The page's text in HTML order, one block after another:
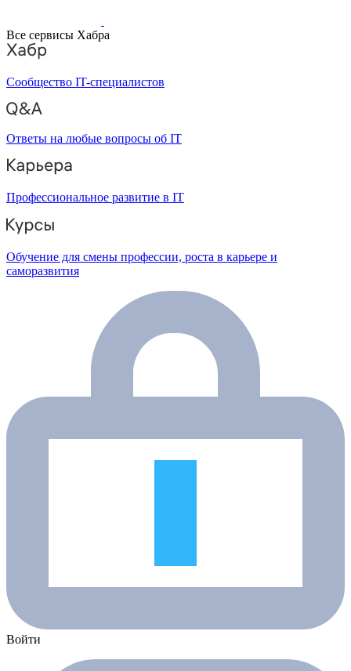
Все сервисы Хабра
Сообщество IT-специалистов
Ответы на любые вопросы об IT
Профессиональное развитие в IT
Обучение для смены профессии, роста в карьере и
саморазвития
Войти